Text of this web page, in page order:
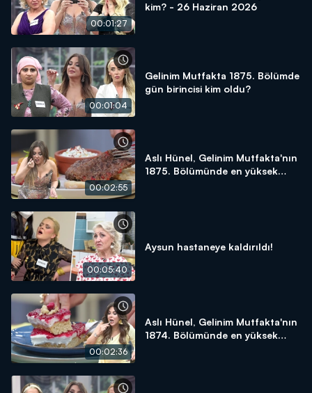
00:01:27
kim? - 26 Haziran 2026
00:01:04
Gelinim Mutfakta 1875. Bölümde
gün birincisi kim oldu?
00:02:55
Aslı Hünel, Gelinim Mutfakta'nın
1875. Bölümünde en yüksek
00:05:40
Aysun hastaneye kaldırıldı!
00:02:36
Aslı Hünel, Gelinim Mutfakta'nın
1874. Bölümünde en yüksek